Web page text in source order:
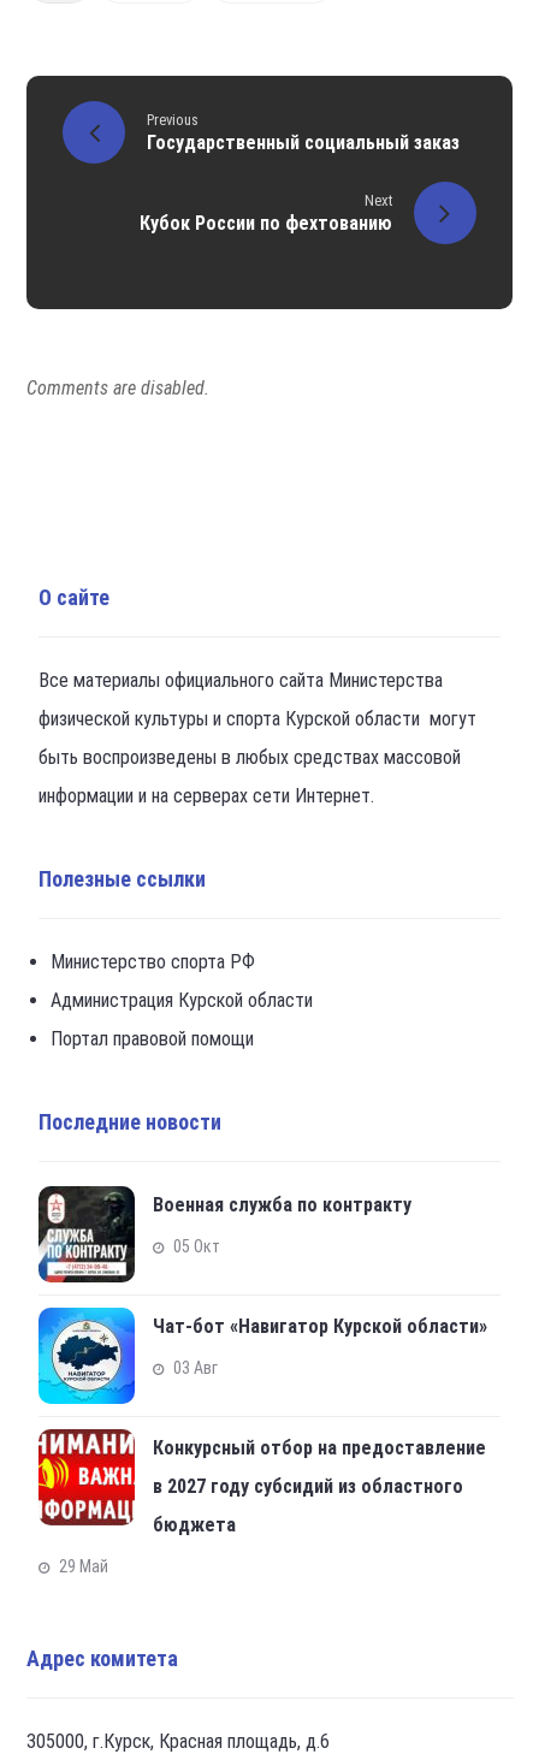
Previous
Государственный социальный заказ
Next
Кубок России по фехтованию
Comments are disabled.
О сайте
Все материалы официального сайта Министерства
физической культуры и спорта Курской области могут
быть воспроизведены в любых средствах массовой
информации и на серверах сети Интернет.
Полезные ссылки
Министерство спорта РФ
Администрация Курской области
Портал правовой помощи
Последние новости
Военная служба по контракту
05 Окт
Чат-бот «Навигатор Курской области»
03 Авг
Конкурсный отбор на предоставление
в 2027 году субсидий из областного
бюджета
29 Май
Адрес комитета
305000, г.Курск, Красная площадь, д.6